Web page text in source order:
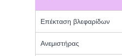
Επέκταση βλεφαρίδων
Ανεμιστήρας